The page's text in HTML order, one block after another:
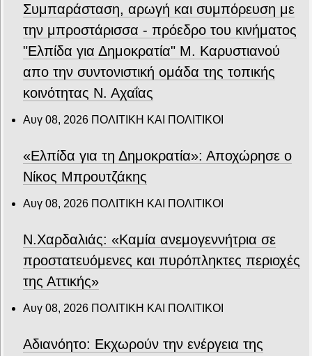
Συμπαράσταση, αρωγή και συμπόρευση με
την μπροστάρισσα - πρόεδρο του κινήματος
"Ελπίδα για Δημοκρατία" Μ. Καρυστιανού
απο την συντονιστική ομάδα της τοπικής
κοινότητας Ν. Αχαΐας
Αυγ 08, 2026 ΠΟΛΙΤΙΚΗ ΚΑΙ ΠΟΛΙΤΙΚΟΙ
«Ελπίδα για τη Δημοκρατία»: Αποχώρησε ο
Νίκος Μπρουτζάκης
Αυγ 08, 2026 ΠΟΛΙΤΙΚΗ ΚΑΙ ΠΟΛΙΤΙΚΟΙ
Ν.Χαρδαλιάς: «Καμία ανεμογεννήτρια σε
προστατευόμενες και πυρόπληκτες περιοχές
της Αττικής»
Αυγ 08, 2026 ΠΟΛΙΤΙΚΗ ΚΑΙ ΠΟΛΙΤΙΚΟΙ
Αδιανόητο: Εκχωρούν την ενέργεια της